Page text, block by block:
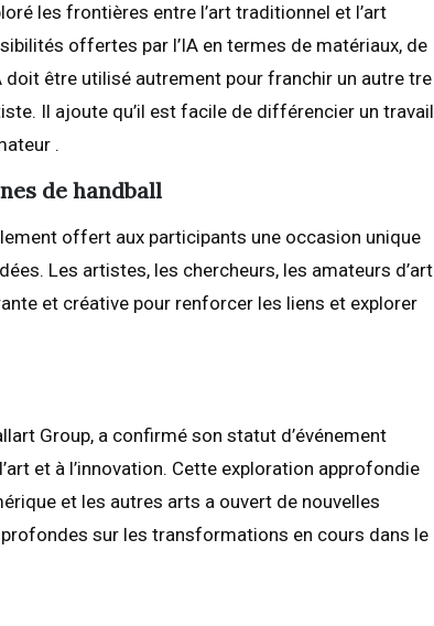
les frontières entre l’art traditionnel et l’art
offertes par l’IA en termes de matériaux, de
être utilisé autrement pour franchir un autre tre
Il ajoute qu’il est facile de différencier un travail
.
de handball
offert aux participants une occasion unique
Les artistes, les chercheurs, les amateurs d’art
et créative pour renforcer les liens et explorer
Group, a confirmé son statut d’événement
et à l’innovation. Cette exploration approfondie
et les autres arts a ouvert de nouvelles
sur les transformations en cours dans le